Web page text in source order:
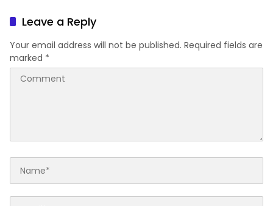
Tetap Kondusif
Leave a Reply
Your email address will not be published. Required fields are
marked *